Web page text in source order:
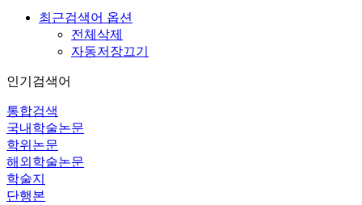
최근검색어 옵션
전체삭제
자동저장끄기
인기검색어
통합검색
국내학술논문
학위논문
해외학술논문
학술지
단행본